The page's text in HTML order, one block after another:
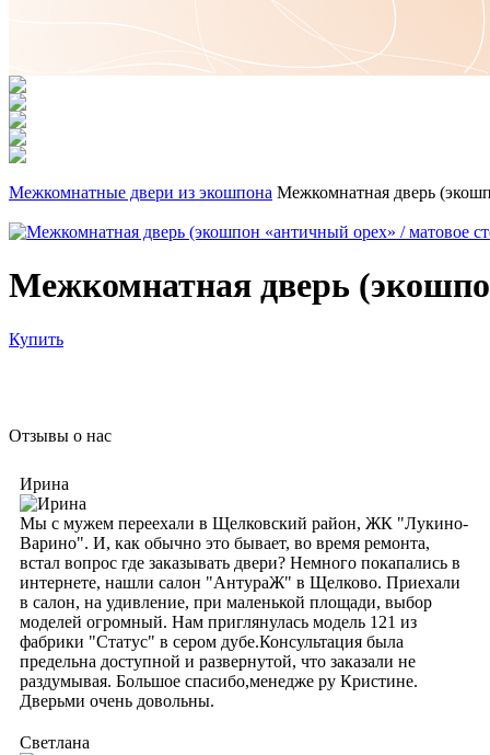
Межкомнатные двери из экошпона Межкомнатная дверь
Межкомнатная дверь
Купить
Отзывы о нас
Ирина
Мы с мужем переехали в Щелковский район, ЖК "Лукино-
Варино". И, как обычно это бывает, во время ремонта,
встал вопрос где заказывать двери? Немного покапались в
интернете, нашли салон "АнтураЖ" в Щелково. Приехали
в салон, на удивление, при маленькой площади, выбор
моделей огромный. Нам приглянулась модель 121 из
фабрики "Статус" в сером дубе.Консультация была
предельна доступной и развернутой, что заказали не
раздумывая. Большое спасибо,менедже ру Кристине.
Дверьми очень довольны.
Светлана